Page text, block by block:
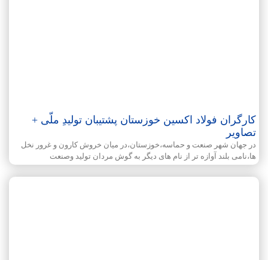
کارگران فولاد اکسین خوزستان پشتیبان تولیدِ ملّی +
تصاویر
در جهان شهر صنعت و حماسه،خوزستان،در میان خروش کارون و غرور نخل
ها،نامی بلند آوازه تر از نام های دیگر به گوش مردان تولید وصنعت